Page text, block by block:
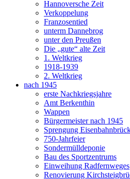
Hannoversche Zeit
Verkoppelung
Franzosentied
unterm Dannebrog
unter den Preußen
Die „gute“ alte Zeit
1. Weltkrieg
1918-1939
2. Weltkrieg
nach 1945
erste Nachkriegsjahre
Amt Berkenthin
Wappen
Bürgermeister nach 1945
Sprengung
750-Jahrfeier
Sondermülldeponie
Bau des Sportzentrums
Einweihung Radfernweges
Renovierung